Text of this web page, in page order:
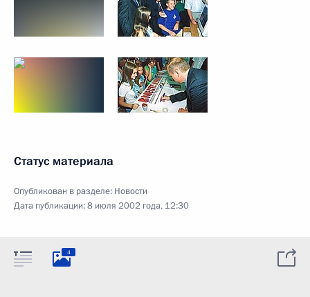
Статус материала
Опубликован в разделе: Новости
Дата публикации:8 июля 2002 года, 12:30
4